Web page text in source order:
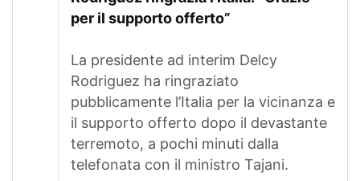
per il supporto offerto”
La presidente ad interim Delcy
Rodriguez ha ringraziato
pubblicamente l’Italia per la vicinanza e
il supporto offerto dopo il devastante
terremoto, a pochi minuti dalla
telefonata con il ministro Tajani.